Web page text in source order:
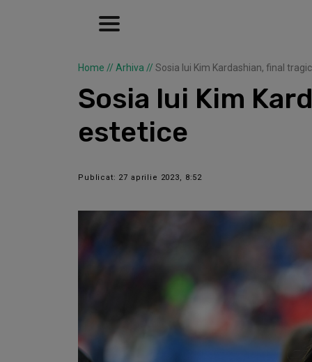
Home // Arhiva // Sosia lui Kim Kardashian, final
Sosia lui Kim
estetice
Publicat: 27 aprilie 2023, 8:52